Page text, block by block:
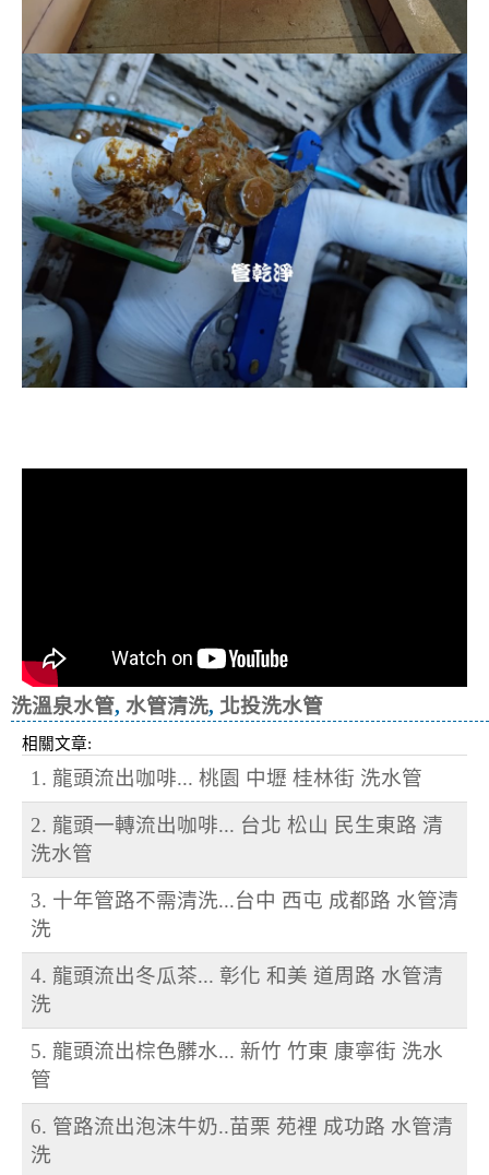
洗溫泉水管, 水管清洗, 北投洗水管
相關文章:
1. 龍頭流出咖啡... 桃園 中壢 桂林街 洗水管
2. 龍頭一轉流出咖啡... 台北 松山 民生東路 清
洗水管
3. 十年管路不需清洗...台中 西屯 成都路 水管清
洗
4. 龍頭流出冬瓜茶... 彰化 和美 道周路 水管清
洗
5. 龍頭流出棕色髒水... 新竹 竹東 康寧街 洗水
管
6. 管路流出泡沫牛奶..苗栗 苑裡 成功路 水管清
洗